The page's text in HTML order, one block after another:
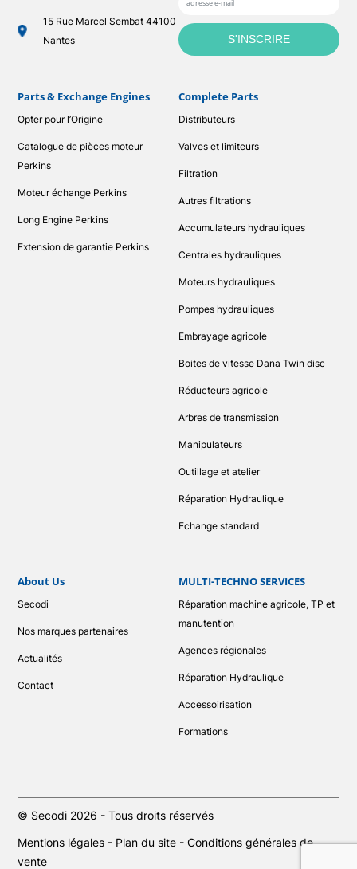
Parts & Exchange Engines
Opter pour l’Origine
Catalogue de pièces moteur
Perkins
Moteur échange Perkins
Long Engine Perkins
Extension de garantie Perkins
15 Rue Marcel Sembat 44100
Nantes
Complete Parts
Distributeurs
Valves et limiteurs
Filtration
Autres filtrations
Accumulateurs hydrauliques
Centrales hydrauliques
Moteurs hydrauliques
Pompes hydrauliques
Embrayage agricole
Boites de vitesse Dana Twin disc
Réducteurs agricole
Arbres de transmission
Manipulateurs
Outillage et atelier
Réparation Hydraulique
Echange standard
About Us
Secodi
Nos marques partenaires
Actualités
Contact
MULTI-TECHNO SERVICES
Réparation machine agricole, TP et
manutention
Agences régionales
Réparation Hydraulique
Accessoirisation
Formations
© Secodi 2026 - Tous droits réservés
Mentions légales - Plan du site -Conditions générales de
vente